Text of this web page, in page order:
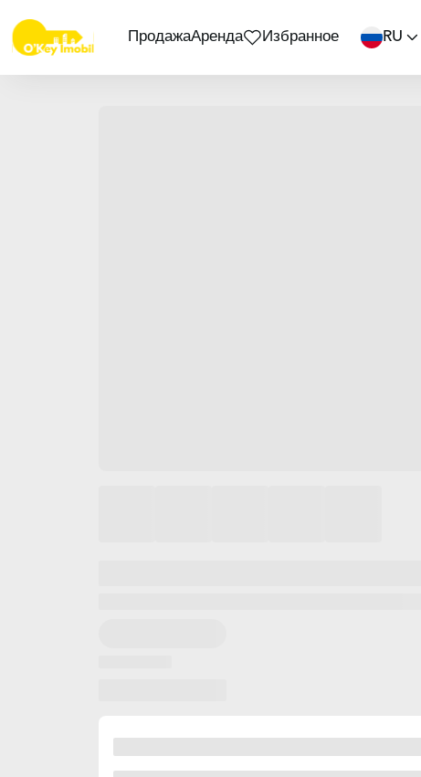
ПродажаАренда Избранное RU